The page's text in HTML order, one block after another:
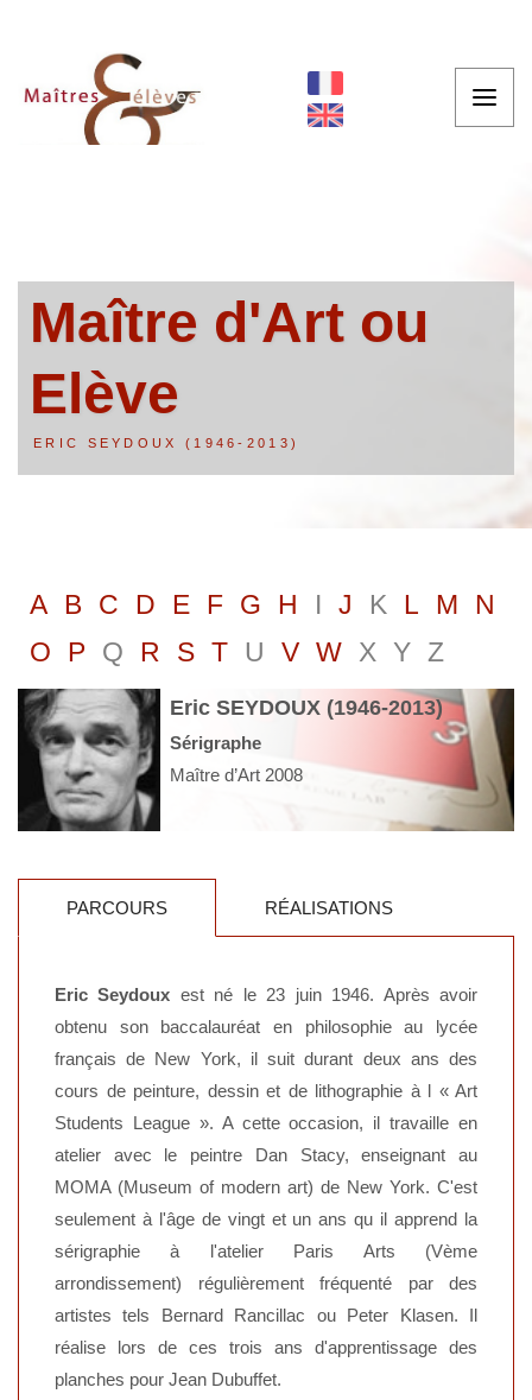
Maître d'Art ou
Elève
ERIC SEYDOUX (1946-2013)
A B C D E F G H I J K L M
N
O
P Q R S T U V W X Y Z
Eric SEYDOUX (1946-2013)
Sérigraphe
Maître d’Art 2008
PARCOURS RÉALISATIONS
Eric Seydoux est né le 23 juin 1946. Après avoir
obtenu son baccalauréat en philosophie au lycée
français de New York, il suit durant deux ans des
cours de peinture, dessin et de lithographie à l « Art
Students League ». A cette occasion, il travaille en
atelier avec le peintre Dan Stacy, enseignant au
MOMA (Museum of modern art) de New York. C'est
seulement à l'âge de vingt et un ans qu il apprend la
sérigraphie à l'atelier Paris Arts (Vème
arrondissement) régulièrement fréquenté par des
artistes tels Bernard Rancillac ou Peter Klasen. Il
réalise lors de ces trois ans d'apprentissage des
planches pour Jean Dubuffet.